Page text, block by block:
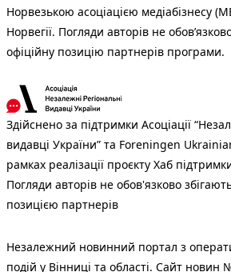
Норвезькою асоціацією медіабізнесу
Норвегії. Погляди авторів не
офіційну позицію партнерів програми.
Здійснено за підтримки Асоціації
видавці України” та Foreningen
рамках реалізації проєкту Хаб
Погляди авторів не обов'язково
позицією партнерів
Незалежний новинний портал з
подій у Вінниці та області. Сайт новин